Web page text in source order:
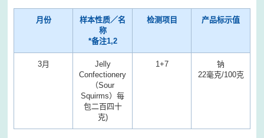
月份
样本性质／名
称
*备注1,2
检测项目 产品标示值
3月
Jelly
Confectionery
（Sour
Squirms）每
包二百四十
克)
1+7
钠
22毫克/100克